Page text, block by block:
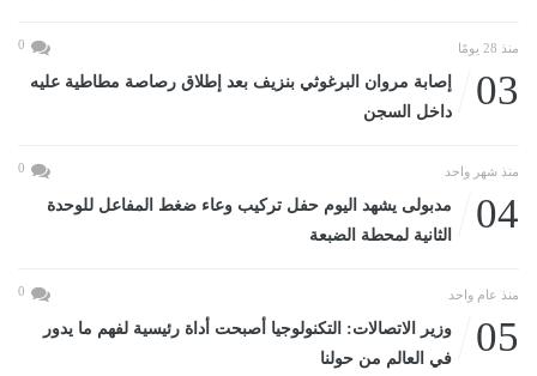
منذ 28 يومًا 0
03
إصابة مروان البرغوثي بنزيف بعد إطلاق رصاصة مطاطية عليه
داخل السجن
منذ شهر واحد 0
04
مدبولى يشهد اليوم حفل تركيب وعاء ضغط المفاعل للوحدة
الثانية لمحطة الضبعة
منذ عام واحد 0
05
وزير الاتصالات: التكنولوجيا أصبحت أداة رئيسية لفهم ما يدور
في العالم من حولنا